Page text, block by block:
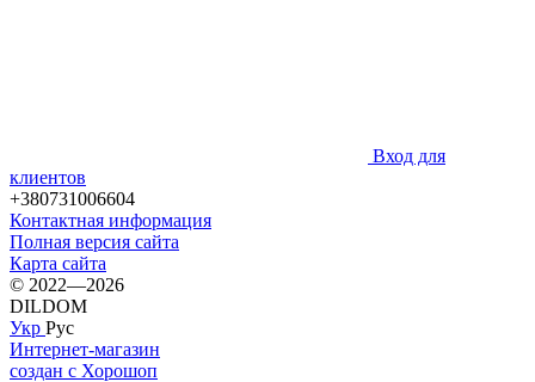
Вход для
клиентов
+380731006604
Контактная информация
Полная версия сайта
Карта сайта
© 2022—2026
DILDOM
Укр Рус
Интернет-магазин
создан с Хорошоп